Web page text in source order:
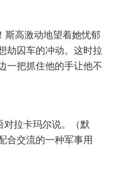
斯高激动地望着她忧郁
劫囚车的冲动。这时拉
一把抓住他的手让他不
对拉卡玛尔说。（默
合交流的一种军事用